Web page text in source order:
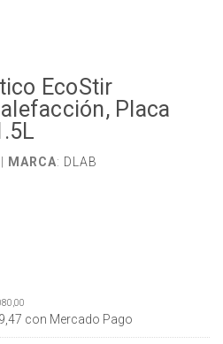
EcoStir
Placa
MARCA: DLAB
con Mercado Pago